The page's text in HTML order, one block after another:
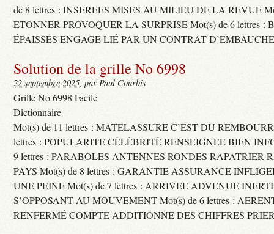
de 8 lettres : INSEREES MISES AU MILIEU DE LA REVUE
ETONNER PROVOQUER LA SURPRISE Mot(s) de 6 lettres :
ÉPAISSES ENGAGE LIÉ PAR UN CONTRAT
Solution de la grille No 6998
22 septembre 2025, par Paul Courbis
Grille No 6998 Facile
Dictionnaire
Mot(s) de 11 lettres : MATELASSURE C’EST DU
lettres : POPULARITE CÉLÉBRITÉ RENSEIGNEE BIEN
9 lettres : PARABOLES ANTENNES RONDES RAPATRIER
PAYS Mot(s) de 8 lettres : GARANTIE ASSURANCE
UNE PEINE Mot(s) de 7 lettres : ARRIVEE ADVENUE
S’OPPOSANT AU MOUVEMENT Mot(s) de 6 lettres :
RENFERMÉ COMPTE ADDITIONNE DES CHIFFRES